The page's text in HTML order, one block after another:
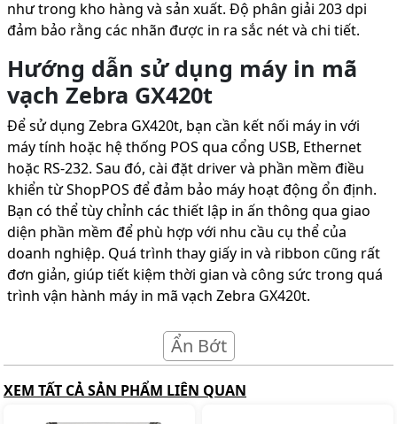
như trong kho hàng và sản xuất. Độ phân giải 203 dpi
đảm bảo rằng các nhãn được in ra sắc nét và chi tiết.
Hướng dẫn sử dụng máy in mã
vạch Zebra GX420t
Để sử dụng Zebra GX420t, bạn cần kết nối máy in với
máy tính hoặc hệ thống POS qua cổng USB, Ethernet
hoặc RS-232. Sau đó, cài đặt driver và phần mềm điều
khiển từ ShopPOS để đảm bảo máy hoạt động ổn định.
Bạn có thể tùy chỉnh các thiết lập in ấn thông qua giao
diện phần mềm để phù hợp với nhu cầu cụ thể của
doanh nghiệp. Quá trình thay giấy in và ribbon cũng rất
đơn giản, giúp tiết kiệm thời gian và công sức trong quá
trình vận hành máy in mã vạch Zebra GX420t.
Ẩn Bớt
XEM TẤT CẢ SẢN PHẨM LIÊN QUAN